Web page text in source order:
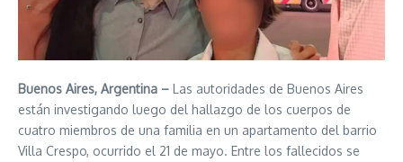
Buenos Aires, Argentina – Las autoridades de Buenos Aires
están investigando luego del hallazgo de los cuerpos de
cuatro miembros de una familia en un apartamento del barrio
Villa Crespo, ocurrido el 21 de mayo. Entre los fallecidos se